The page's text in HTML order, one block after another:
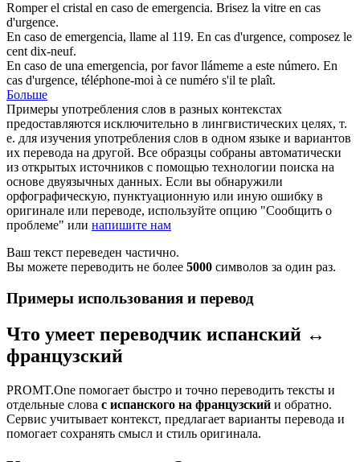
Romper el cristal en caso de emergencia. Brisez la vitre en cas
d'urgence.
En caso de emergencia, llame al 119. En cas d'urgence, composez le
cent dix-neuf.
En caso de una emergencia, por favor llámeme a este número. En
cas d'urgence, téléphone-moi à ce numéro s'il te plaît.
Больше
Примеры употребления слов в разных контекстах
предоставляются исключительно в лингвистических целях, т.
е. для изучения употребления слов в одном языке и вариантов
их перевода на другой. Все образцы собраны автоматически
из открытых источников с помощью технологии поиска на
основе двуязычных данных. Если вы обнаружили
орфографическую, пунктуационную или иную ошибку в
оригинале или переводе, используйте опцию "Сообщить о
проблеме" или напишите нам
Ваш текст переведен частично.
Вы можете переводить не более 5000 символов за один раз.
Примеры использования и перевод
Что умеет переводчик испанский ↔
французский
PROMT.One помогает быстро и точно переводить тексты и
отдельные слова с испанского на французский и обратно.
Сервис учитывает контекст, предлагает варианты перевода и
помогает сохранять смысл и стиль оригинала.